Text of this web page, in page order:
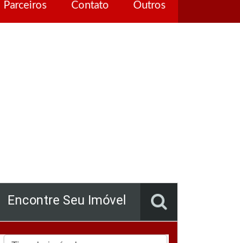
Parceiros Contato Outros
Encontre Seu Imóvel